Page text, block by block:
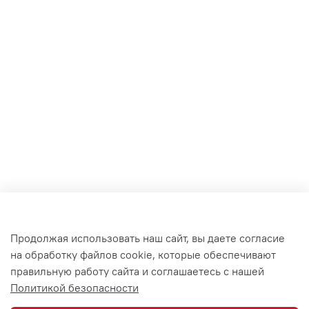
Публичная оферта
Политика конфиденциальности
Доставка и оплата
Гарантия и возврат
Продолжая использовать наш сайт, вы даете согласие
на обработку файлов cookie, которые обеспечивают
правильную работу сайта и соглашаетесь с нашей
Политикой безопасности